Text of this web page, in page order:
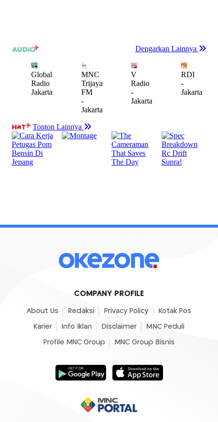
COMPANY PROFILE
About Us Redaksi Privacy Policy Kotak Pos
Karier Info Iklan Disclaimer MNC Peduli
Profile MNC Group MNC Group Bisnis